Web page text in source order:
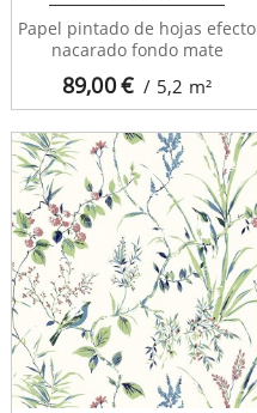
89,00€ / 5,2 m²
Papel pintado de hojas efecto
nacarado fondo mate